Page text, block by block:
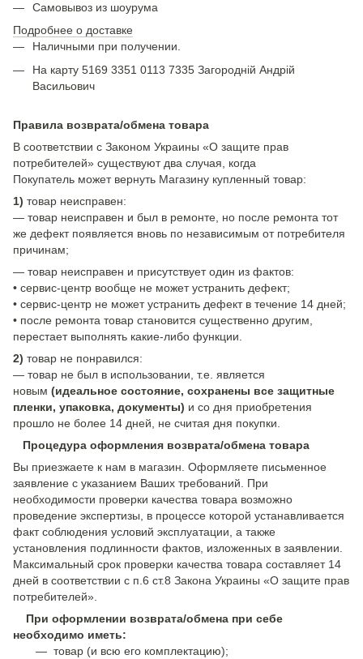
Самовывоз из шоурума
Подробнее о доставке
Наличными при получении.
На карту 5169 3351 0113 7335 Загородній Андрій
Васильович
Правила возврата/обмена товара
В соответствии с Законом Украины «О защите прав
потребителей» существуют два случая, когда
Покупатель может вернуть Магазину купленный товар:
1) товар неисправен:
— товар неисправен и был в ремонте, но после ремонта тот
же дефект появляется вновь по независимым от потребителя
причинам;
— товар неисправен и присутствует один из фактов:
• сервис-центр вообще не может устранить дефект;
• сервис-центр не может устранить дефект в течение 14 дней;
• после ремонта товар становится существенно другим,
перестает выполнять какие-либо функции.
2) товар не понравился:
— товар не был в использовании, т.е. является
новым (идеальное состояние, сохранены все защитные
пленки, упаковка, документы) и со дня приобретения
прошло не более 14 дней, не считая дня покупки.
Процедура оформления возврата/обмена товара
Вы приезжаете к нам в магазин. Оформляете письменное
заявление с указанием Ваших требований. При
необходимости проверки качества товара возможно
проведение экспертизы, в процессе которой устанавливается
факт соблюдения условий эксплуатации, а также
установления подлинности фактов, изложенных в заявлении.
Максимальный срок проверки качества товара составляет 14
дней в соответствии с п.6 ст.8 Закона Украины «О защите прав
потребителей».
При оформлении возврата/обмена при себе
необходимо иметь:
— товар (и всю его комплектацию);